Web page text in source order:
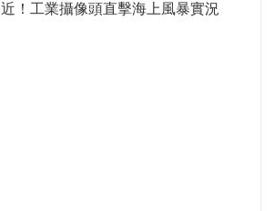
！工業攝像頭直擊海上風暴實況